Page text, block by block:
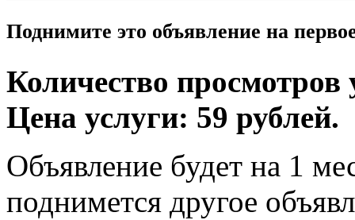
Поднимите это объявление на
Количество просмотров
Цена услуги: 59 рублей.
Объявление будет на 1
поднимется другое